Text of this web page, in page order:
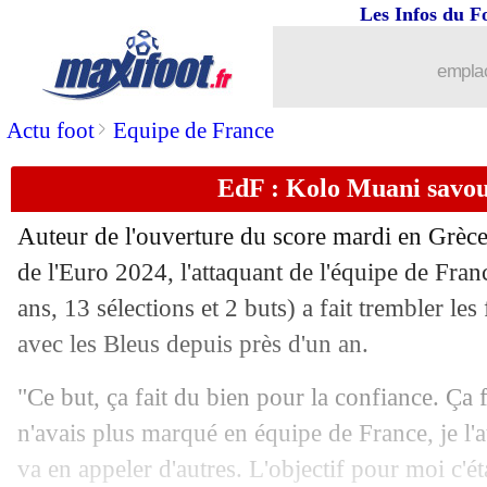
Actu foot> Equipe de France
Les Infos du
EdF : Kolo Muani
Auteur de l'ouverture du score mardi en
de l'Euro 2024, l'attaquant de l'équipe de
ans, 13 sélections et 2 buts) a fait trembler
avec les Bleus depuis près d'un an.
"Ce but, ça fait du bien pour la confiance. Ça
n'avais plus marqué en équipe de France, je
va en appeler d'autres. L'objectif pour moi
: un intérêt pour Kamada ?
22/11 Qatar: un ancien de l'OM naturalisé
22/11 Man Utd: un cadre enfin de retour
: Delort voulait l'OM
22/11 Lyon: Sampaoli sondé !
22/11 Barça: Lo Celso pour remplacer
22/11 Inter: Barella négocie pour une
22/11 Man Utd: Ten Hag ciblé par les